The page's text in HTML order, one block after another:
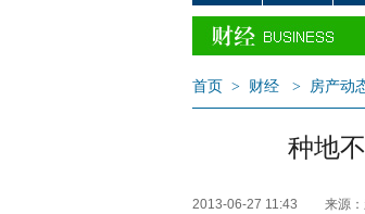
首页 > 财经 > 房产动
种地
2013-06-27 11:43 来源